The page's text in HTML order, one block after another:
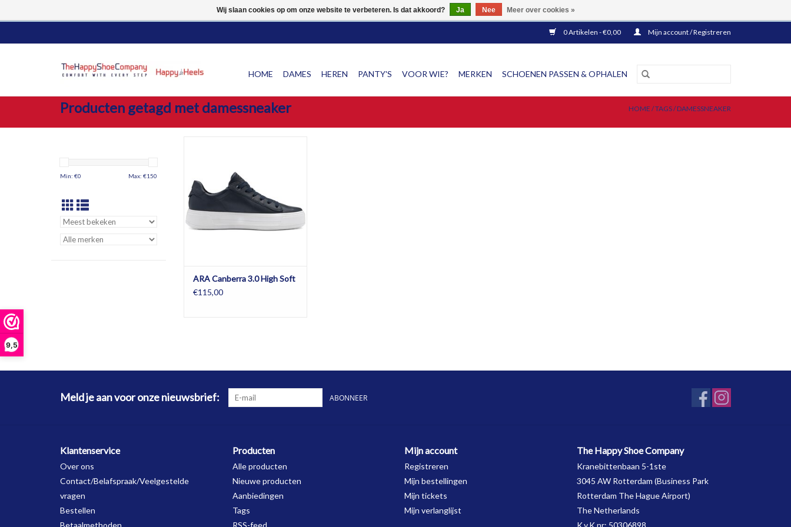
9,5
0 Artikelen - €0,00 Mijn account / Registreren
HOME DAMES HEREN PANTY'S VOOR WIE? MERKEN SCHOENEN PASSEN & OPHALEN
Producten getagd met damessneaker HOME /TAGS/DAMESSNEAKER
Min: €0 Max: €150
TOEVOEGEN AAN WINKELWAGEN
ARA Canberra 3.0 High Soft
€115,00
Meld je aan voor onze nieuwsbrief: ABONNEER
Klantenservice
Over ons
Contact/Belafspraak/Veelgestelde
vragen
Bestellen
Producten
Alle producten
Nieuwe producten
Aanbiedingen
Tags
Mijn account
Registreren
Mijn bestellingen
Mijn tickets
Mijn verlanglijst
The Happy Shoe Company
Kranebittenbaan 5-1ste
3045 AW Rotterdam (Business Park
Rotterdam The Hague Airport)
The Netherlands
Wij slaan cookies op om onze website te verbeteren. Is dat akkoord? Ja Nee Meer over cookies »
10% LUCHTVAARTKORTING OP SCHOENEN!! SNEL & GRATIS VERZENDING VAN SCHOENEN BINNEN NEDERLAND!